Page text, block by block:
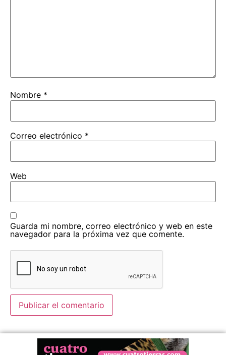
Nombre *
Correo electrónico *
Web
Guarda mi nombre, correo electrónico y web en este
navegador para la próxima vez que comente.